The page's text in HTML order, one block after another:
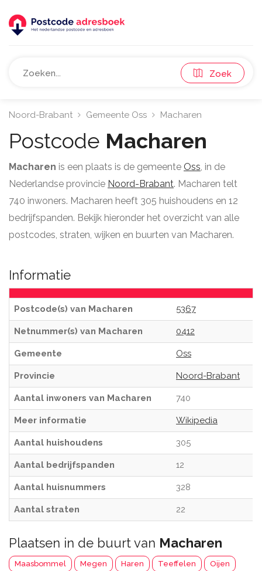
Zoek
Noord-Brabant Gemeente Oss Macharen
Postcode Macharen
Macharen is een plaats is de gemeente Oss, in de
Nederlandse provincie Noord-Brabant. Macharen telt
740 inwoners. Macharen heeft 305 huishoudens en 12
bedrijfspanden. Bekijk hieronder het overzicht van alle
postcodes, straten, wijken en buurten van Macharen.
Informatie
Postcode(s) van Macharen 5367
Netnummer(s) van Macharen 0412
Gemeente Oss
Provincie Noord-Brabant
Aantal inwoners van Macharen 740
Meer informatie Wikipedia
Aantal huishoudens 305
Aantal bedrijfspanden 12
Aantal huisnummers 328
Aantal straten 22
Plaatsen in de buurt van Macharen
Maasbommel Megen Haren Teeffelen Oijen